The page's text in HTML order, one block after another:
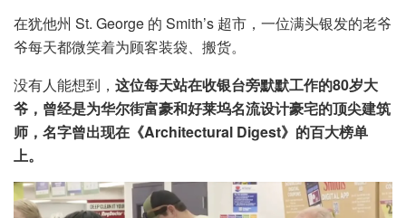
在犹他州 St. George 的 Smith’s 超市，一位满头银发的老爷
爷每天都微笑着为顾客装袋、搬货。
没有人能想到， 这位每天站在收银台旁默默工作的80岁大
爷，曾经是为华尔街富豪和好莱坞名流设计豪宅的顶尖建筑
师，名字曾出现在《Architectural Digest》的百大榜单
上。